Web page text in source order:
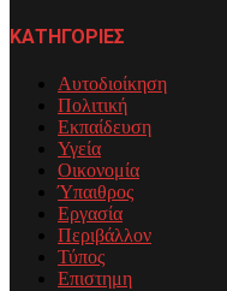
ΚΑΤΗΓΟΡΙΕΣ
Αυτοδιοίκηση
Πολιτική
Εκπαίδευση
Υγεία
Οικονομία
Ύπαιθρος
Εργασία
Περιβάλλον
Τύπος
Επιστημη